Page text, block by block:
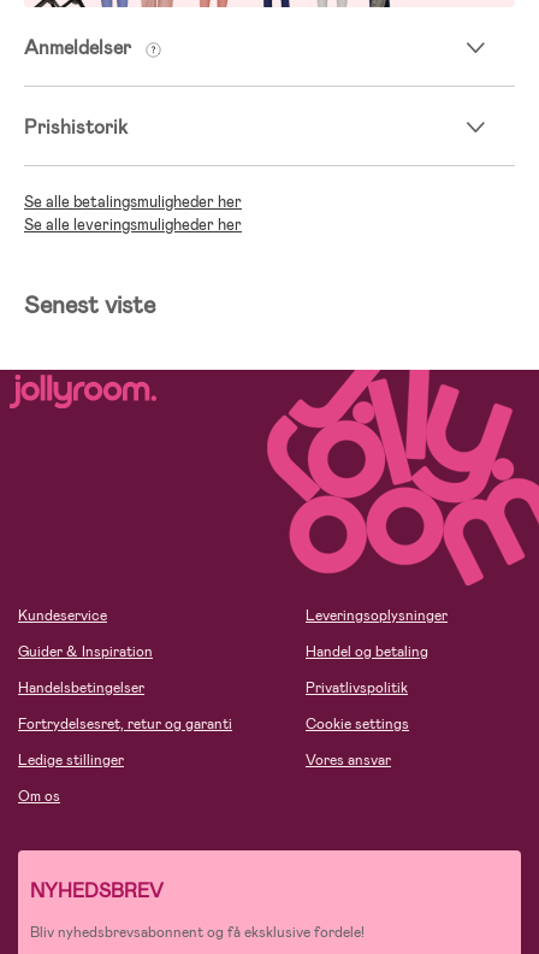
Anmeldelser
Prishistorik
Se alle betalingsmuligheder her
Se alle leveringsmuligheder her
Senest viste
Kundeservice
Guider & Inspiration
Handelsbetingelser
Fortrydelsesret, retur og garanti
Ledige stillinger
Om os
Leveringsoplysninger
Handel og betaling
Privatlivspolitik
Cookie settings
Vores ansvar
NYHEDSBREV
Bliv nyhedsbrevsabonnent og få eksklusive fordele!